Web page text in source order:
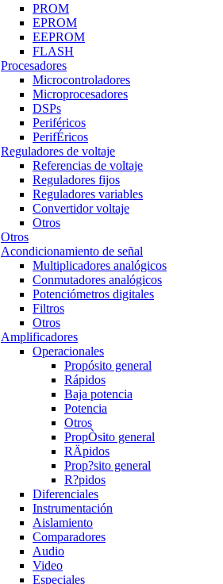
PROM
EPROM
EEPROM
FLASH
Procesadores
Microcontroladores
Microprocesadores
DSPs
Periféricos
PerifÉricos
Reguladores de voltaje
Referencias de voltaje
Reguladores fijos
Reguladores variables
Convertidor voltaje
Otros
Otros
Acondicionamiento de señal
Multiplicadores analógicos
Conmutadores analógicos
Potenciómetros digitales
Filtros
Otros
Amplificadores
Operacionales
Propósito general
Rápidos
Baja potencia
Potencia
Otros
PropÒsito general
RÄpidos
Prop?sito general
R?pidos
Diferenciales
Instrumentación
Aislamiento
Comparadores
Audio
Video
Especiales